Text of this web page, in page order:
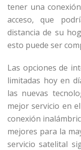
tener una
acceso, que
distancia de su
esto puede ser
Las opciones de
limitadas hoy en
las nuevas
mejor servicio en
conexión
mejores para la
servicio satelital